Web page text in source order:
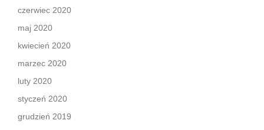
czerwiec 2020
maj 2020
kwiecień 2020
marzec 2020
luty 2020
styczeń 2020
grudzień 2019